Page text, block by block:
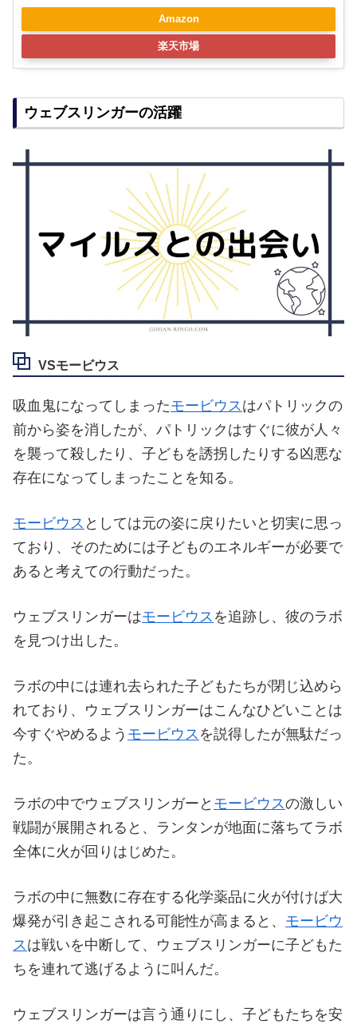
Amazon
楽天市場
ウェブスリンガーの活躍
VSモービウス
吸血鬼になってしまったモービウスはパトリックの
前から姿を消したが、パトリックはすぐに彼が人々
を襲って殺したり、子どもを誘拐したりする凶悪な
存在になってしまったことを知る。
モービウス としては元の姿に戻りたいと切実に思っ
ており、そのためには子どものエネルギーが必要で
あると考えての行動だった。
ウェブスリンガーはモービウス を追跡し、彼のラボ
を見つけ出した。
ラボの中には連れ去られた子どもたちが閉じ込めら
れており、ウェブスリンガーはこんなひどいことは
今すぐやめるよう モービウス を説得したが無駄だっ
た。
ラボの中でウェブスリンガーと モービウスの激しい
戦闘が展開されると、ランタンが地面に落ちてラボ
全体に火が回りはじめた。
ラボの中に無数に存在する化学薬品に火が付けば大
爆発が引き起こされる可能性が高まると、 モービウ
スは戦いを中断して、ウェブスリンガーに子どもた
ちを連れて逃げるように叫んだ。
ウェブスリンガーは言う通りにし、子どもたちを安